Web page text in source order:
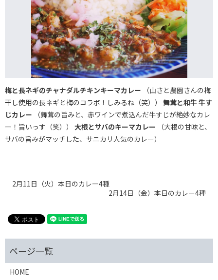
梅と長ネギのチャナダルチキンキーマカレー （山さと農園さんの梅
干し使用の長ネギと梅のコラボ！しみるね（笑）） 舞茸と和牛 牛す
じカレー （舞茸の旨みと、赤ワインで煮込んだ牛すじが絶妙なカレ
ー！旨いっす（笑）） 大根とサバのキーマカレー （大根の甘味と、
サバの旨みがマッチした、サニカリ人気のカレー）
2月11日（火）本日のカレー4種
2月14日（金）本日のカレー4種
HOME